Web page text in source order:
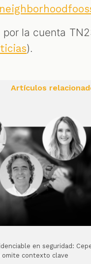
por la cuenta
).
Artículos
en seguridad:
omite contexto clave